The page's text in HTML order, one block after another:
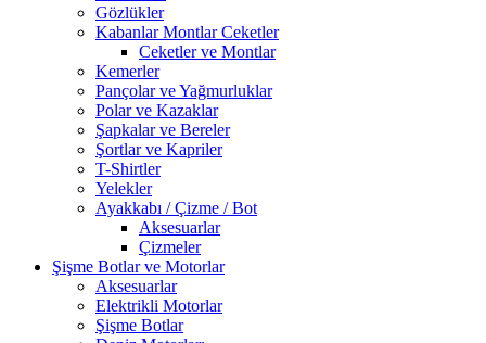
Gözlükler
Kabanlar Montlar Ceketler
Ceketler ve Montlar
Kemerler
Pançolar ve Yağmurluklar
Polar ve Kazaklar
Şapkalar ve Bereler
Şortlar ve Kapriler
T-Shirtler
Yelekler
Ayakkabı / Çizme / Bot
Aksesuarlar
Çizmeler
Şişme Botlar ve Motorlar
Aksesuarlar
Elektrikli Motorlar
Şişme Botlar